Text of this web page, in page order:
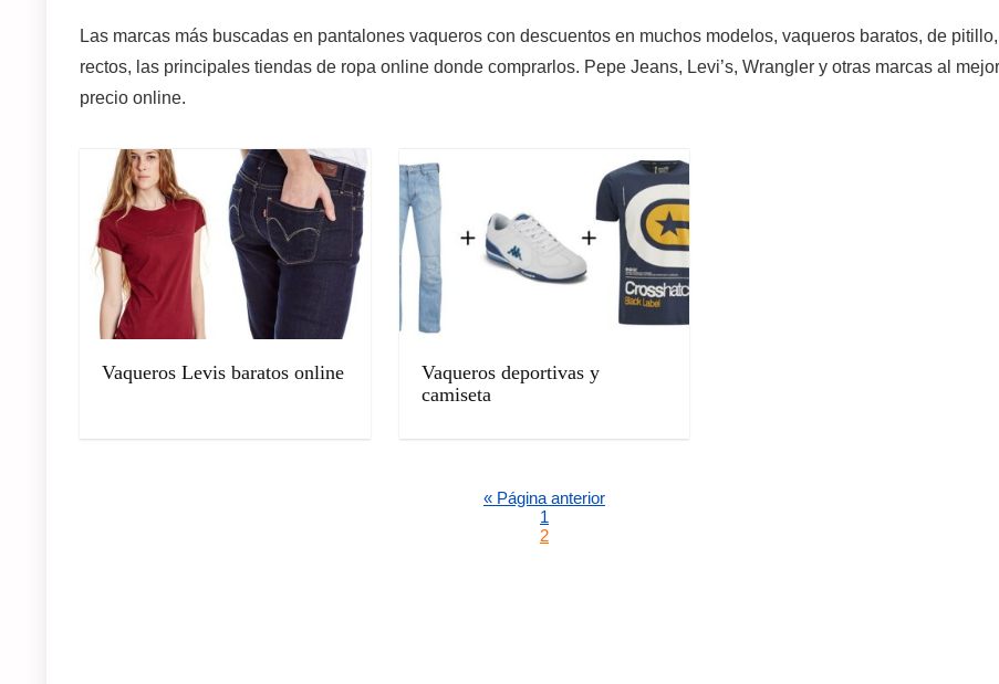
Las marcas más buscadas en pantalones vaqueros con descuentos en muchos modelos, vaqueros baratos, de pitillo,
rectos, las principales tiendas de ropa online donde comprarlos. Pepe Jeans, Levi’s, Wrangler y otras marcas al mejor
precio online.
Vaqueros Levis baratos online
Vaqueros deportivas y
camiseta
« Página anterior
1
2